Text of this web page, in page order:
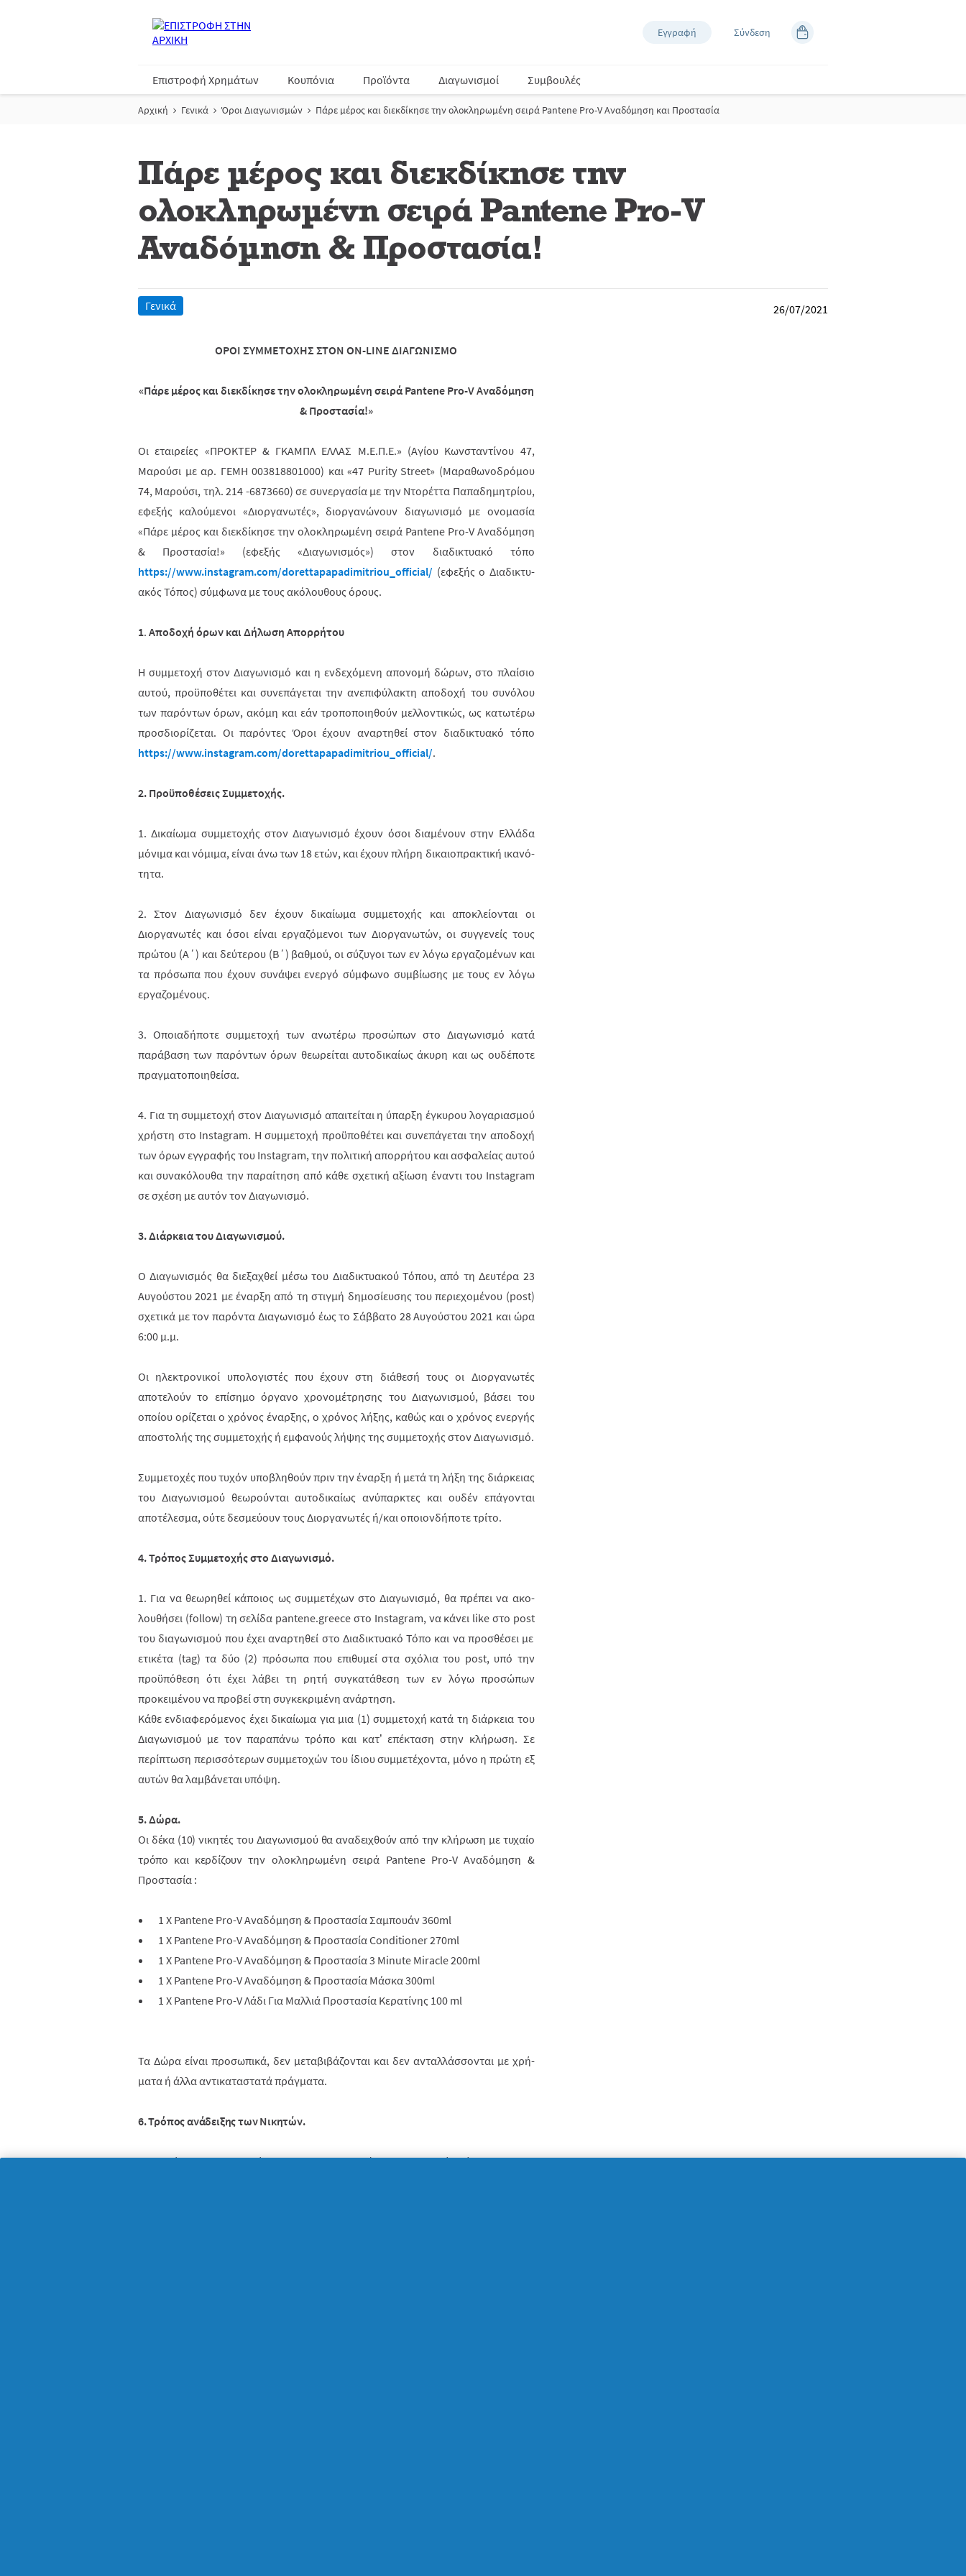
Εγγραφή Σύνδεση
Επιστροφή Χρημάτων Κουπόνια Προϊόντα Διαγωνισμοί Συμβουλές
Αρχική Γενικά Όροι Διαγωνισμών Πάρε μέρος και διεκδίκησε την ολοκληρωμένη σειρά Pantene Pro-V Αναδόμηση και Προστασία
Πάρε μέρος και διεκδίκησε την
ολοκληρωμένη σειρά Pantene Pro-V
Αναδόμηση & Προστασία!
Γενικά 26/07/2021
ΟΡΟΙ ΣΥΜΜΕΤΟΧΗΣ ΣΤΟΝON-LINE ΔΙΑΓΩΝΙΣΜΟ
«Πάρε μέρος και διεκδίκησε την ολοκληρωμένη σειρά Pantene Pro-V Αναδόμηση
& Προστασία!»
Οι εταιρείες «ΠΡΟΚΤΕΡ & ΓΚΑΜΠΛ ΕΛΛΑΣ M.Ε.Π.Ε.» (Αγίου Κωνσταντίνου 47,
Μαρούσι με αρ. ΓΕΜΗ 003818801000) και «47 Purity Street» (Μαραθωνοδρόμου
74, Μαρούσι, τηλ. 214 -6873660) σε συνεργασία με την Ντορέττα Παπαδημητρίου,
εφεξής καλούμενοι «Διοργανωτές», διοργανώνουν διαγωνι­σμό με ονομασία
«Πάρε μέρος και διεκδίκησε την ολοκληρωμένη σειρά Pantene Pro-V Αναδόμηση
& Προστασία!»
(εφεξής «Διαγωνισμός») στον διαδικτυακό τόπο
https://www.instagram.com/dorettapapadimitriou_official/ (εφεξής ο Διαδι­κτυ­
α­κός Τόπος) σύμφωνα με τους ακόλουθους όρους.
1. Αποδοχή όρων και Δήλωση Απορρήτου
Η συμμετοχή στον Διαγωνισμό και η ενδεχόμενη απονομή δώρων, στο πλαίσιο
αυτού, προϋποθέτει και συνεπάγεται την ανεπιφύλακτη αποδοχή του συνόλου
των παρόντων όρων, ακόμη και εάν τροποποιηθούν μελλοντικώς, ως κατω­τέ­ρω
προσδιορίζεται. Οι παρόντες Όροι έχουν αναρτηθεί στον διαδι­κτυακό τόπο
https://www.instagram.com/dorettapapadimitriou_official/.
2. Προϋποθέσεις Συμμετοχής.
1. Δικαίωμα συμμετοχής στον Διαγωνισμό έχουν όσοι διαμένουν στην Ελλάδα
μόνιμα και νόμιμα, είναι άνω των 18 ετών, και έχουν πλήρη δικαιοπρακτική ικανό­­
τητα.
2. Στον Διαγωνισμό δεν έχουν δικαίωμα συμμετοχής και αποκλείονται οι
Διοργανωτές και όσοι είναι εργαζόμενοι των Διοργανωτών, οι συγγενείς τους
πρώτου (Α΄) και δεύ­τε­ρου (Β΄) βαθμού, οι σύζυγοι των εν λόγω εργαζομένων και
τα πρόσωπα που έχουν συνάψει ενεργό σύμφωνο συμβίωσης με τους εν λόγω
εργαζομένους.
3. Οποιαδήποτε συμμετοχή των ανωτέρω προσώπων στο Διαγωνισμό κατά
παράβαση των παρόντων όρων θεωρείται αυτοδικαίως άκυρη και ως ουδέ­ποτε
πραγματοποιηθείσα.
4. Για τη συμμετοχή στον Διαγωνισμό απαιτείται η ύπαρξη έγκυρου λογα­ρια­σμού
χρήστη στο Instagram. Η συμμετοχή προϋποθέτει και συνεπάγεται την αποδοχή
των όρων εγγραφής του Instagram, την πολιτική απορρήτου και ασφα­λείας αυτού
και συνακόλουθα την παραί­τηση από κάθε σχετική αξίωση έναντι του Instagram
σε σχέση με αυτόν τον Διαγωνισμό.
3. Διάρκεια του Διαγωνισμού.
Ο Διαγωνισμός θα διεξαχθεί μέσω του Διαδικτυακού Τόπου, από τη Δευτέρα 23
Αυγούστου 2021 με έναρξη από τη στιγμή δημοσίευσης του περιεχομένου (post)
σχετικά με τον παρόντα Διαγωνισμό έως το Σάββατο 28 Αυγούστου 2021 και ώρα
6:00 μ.μ.
Οι ηλεκτρονικοί υπολογιστές που έχουν στη διάθεσή τους οι Διοργανωτές
αποτελούν το επίσημο όργανο χρονομέτρησης του Διαγωνισμού, βάσει του
οποίου ορίζεται ο χρόνος έναρξης, ο χρόνος λήξης, καθώς και ο χρόνος ενερ­γής
αποστολής της συμμετοχής ή εμφανούς λήψης της συμμετοχής στον Διαγωνισμό.
Συμμετοχές που τυχόν υποβληθούν πριν την έναρξη ή μετά τη λήξη της διάρ­κειας
του Διαγωνισμού θεωρούνται αυτοδικαίως ανύπαρκτες και ουδέν επά­γο­νται
αποτέλεσμα, ούτε δεσμεύουν τους Διοργανωτές ή/και οποιονδήποτε τρίτο.
4. Τρόπος Συμμετοχής στο Διαγωνισμό.
1. Για να θεωρηθεί κάποιος ως συμμετέχων στο Διαγωνισμό, θα πρέπει να ακο­
λουθήσει (follow) τη σελίδα pantene.greece στο Instagram, να κάνει like στο post
του διαγωνισμού που έχει αναρτηθεί στο Διαδικτυακό Τόπο και να προσθέσει με
ετικέτα (tag) τα δύο (2) πρόσωπα που επιθυμεί στα σχόλια του post, υπό την
προϋπόθεση ότι έχει λάβει τη ρητή συγκατάθεση των εν λόγω προσώπων
προκειμένου να προβεί στη συγκεκριμένη ανάρτηση.
Κάθε ενδιαφερόμενος έχει δικαίωμα για μια (1) συμμετοχή κατά τη διάρκεια του
Διαγωνισμού με τον παραπάνω τρόπο και κατ’ επέκταση στην κλήρωση. Σε
περίπτωση περισσότερων συμμετοχών του ίδιου συμμετέχοντα, μόνο η πρώτη εξ
αυτών θα λαμβάνεται υπόψη.
5. Δώρα.
Οι δέκα (10) νικητές του Διαγωνισμού θα αναδειχθούν από την κλήρωση με τυχαίο
τρόπο και κερδίζουντην ολοκληρωμένη σειρά Pantene Pro-V Αναδόμηση &
Προστασία :
1 X Pantene Pro-V Αναδόμηση & Προστασία Σαμπουάν 360ml
1 X Pantene Pro-VΑναδόμηση & ΠροστασίαConditioner 270ml
1 X Pantene Pro-VΑναδόμηση & Προστασία3 Minute Miracle 200ml
1 X Pantene Pro-V Αναδόμηση & Προστασία Μάσκα 300ml
1 X Pantene Pro-V Λάδι Για Μαλλιά Προστασία Κερατίνης 100 ml
Τα Δώρα είναι προσωπικά, δεν μεταβιβάζονται και δεν ανταλλάσσ­ονται με χρή­
ματα ή άλλα αντικαταστατά πράγματα.
6. Τρόπος ανάδειξης των Νικητών.
1. Η ανάδειξη των Νικητών θα πραγματοποιηθεί με ηλεκτρονική κλήρωση που θα